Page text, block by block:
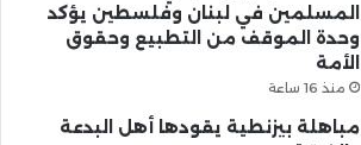
المسلمين في لبنان وفلسطين يؤكد
وحدة الموقف من التطبيع وحقوق
الأمة
منذ 16 ساعة
مباهلة بيزنطية يقودها أهل البدعة